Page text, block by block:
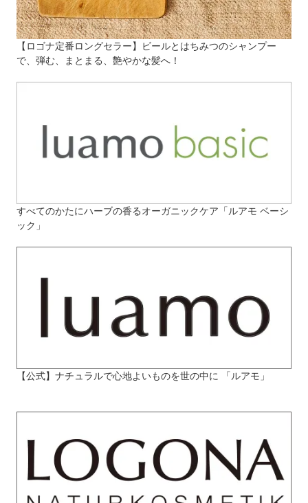
【ロゴナ定番ロングセラー】ビールとはちみつのシャンプー
で、弾む、まとまる、艶やかな髪へ！
すべてのかたにハーブの香るオーガニックケア「ルアモ ベーシ
ック」
【公式】ナチュラルで心地よいものを世の中に 「ルアモ」